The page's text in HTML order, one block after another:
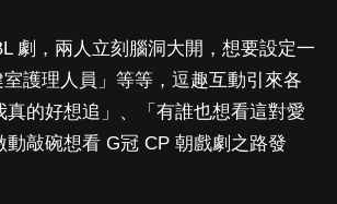
劇，兩人立刻腦洞大開，想要設定一
護理人員」等等，逗趣互動引來各
的好想追」、「有誰也想看這對愛
敲碗想看 G冠 CP 朝戲劇之路發